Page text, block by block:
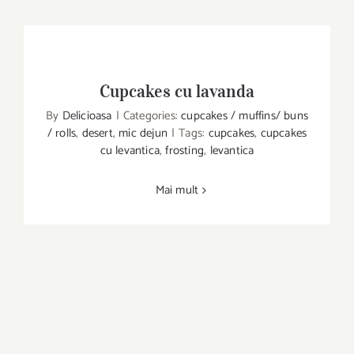
Cupcakes cu lavanda
Cupcakes cu lavanda
By Delicioasa | Categories:cupcakes / muffins/ buns
/ rolls, desert, mic dejun | Tags: cupcakes, cupcakes
cu levantica,frosting, levantica
Mai mult